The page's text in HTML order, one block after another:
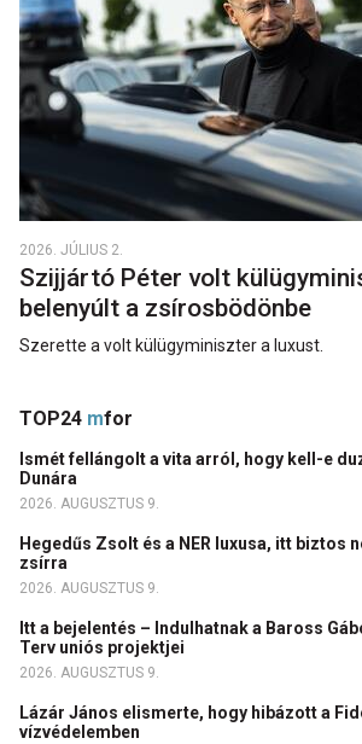
2026. JÚLIUS 2.
Szijjártó Péter volt
belenyúlt a zsírosbödönbe
Szerette a volt külügyminiszter a luxust.
TOP24 mfor
Ismét fellángolt a vita arról, hogy kell-e
Dunára
2026. AUGUSZTUS 9.
Hegedűs Zsolt és a NER luxusa, itt biztos
zsírra
2026. AUGUSZTUS 9.
Itt a bejelentés – Indulhatnak a Baross
Terv uniós projektjei
2026. AUGUSZTUS 9.
Lázár János elismerte, hogy hibázott a
vízvédelemben